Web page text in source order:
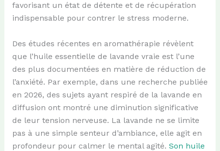
favorisant un état de détente et de récupération
indispensable pour contrer le stress moderne.
Des études récentes en aromathérapie révèlent
que l’huile essentielle de lavande vraie est l’une
des plus documentées en matière de réduction de
l’anxiété. Par exemple, dans une recherche publiée
en 2026, des sujets ayant respiré de la lavande en
diffusion ont montré une diminution significative
de leur tension nerveuse. La lavande ne se limite
pas à une simple senteur d’ambiance, elle agit en
profondeur pour calmer le mental agité. Son huile